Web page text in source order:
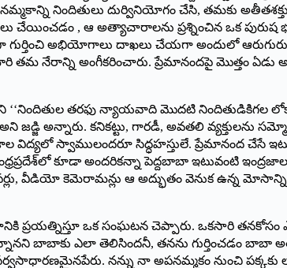
నమ్మకాన్ని నిందితులు దుర్వినియోగం చేసి, తమకు
చేయించడం , ఆ అత్యాచారాలను ప్రశ్నించిన ఒక పురుష
అభియోగాలు దాఖలు చేయగా అందులో ఆరుగురు
మారి తమ నేరాన్ని అంగీకరించారు. ప్రేమానందపై మొ­త్తం
తరఫు న్యాయవాది మొదటి నిందితుడికిగల
జడ్జి అన్నారు. కనికట్టు, గారడీ, అవతలి వ్యక్తులను
స్వాములందరూ సిద్ధహస్తులే. ప్రేమానంద చేసే
కూడా అందరికన్నా పెద్దబాబా ఇటువంటి ఇంద్రజాల
వీడియో కెమెరామన్లు ఆ అద్భుతం వెనుక ఉన్న
ఒక సంఘటన చెప్పారు. ఒకసారి తనకోసం
బాబాకు ఎలా తెలిసిందనీ, తనను గుర్తించడం బాబా
నన్ను నా అపనమ్మకం నుంచి